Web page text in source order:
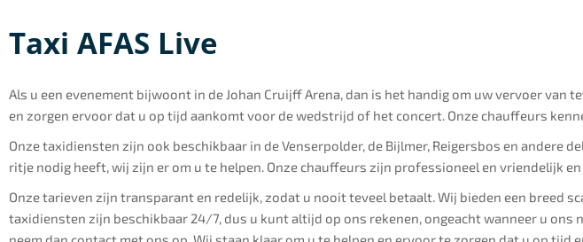
Taxi AFAS Live
Als u een evenement bijwoont in de Johan Cruijff Arena, dan is het handig om uw vervoer
en zorgen ervoor dat u op tijd aankomt voor de wedstrijd of het concert. Onze chauffeurs
Onze taxidiensten zijn ook beschikbaar in de Venserpolder, de Bijlmer, Reigersbos en andere
ritje nodig heeft, wij zijn er om u te helpen. Onze chauffeurs zijn professioneel en vriendelijk
Onze tarieven zijn transparant en redelijk, zodat u nooit teveel betaalt. Wij bieden een breed
taxidiensten zijn beschikbaar 24/7, dus u kunt altijd op ons rekenen, ongeacht wanneer u